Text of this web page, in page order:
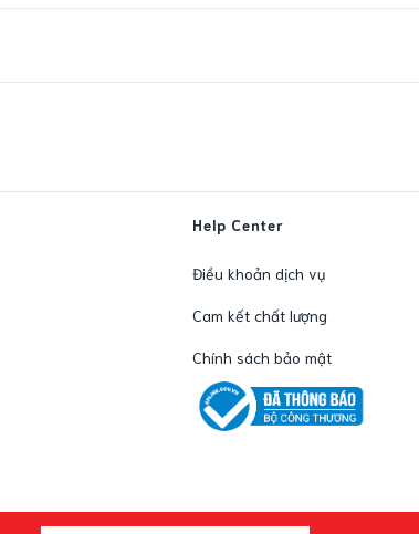
Help Center
Điều khoản dịch vụ
Cam kết chất lượng
Chính sách bảo mật